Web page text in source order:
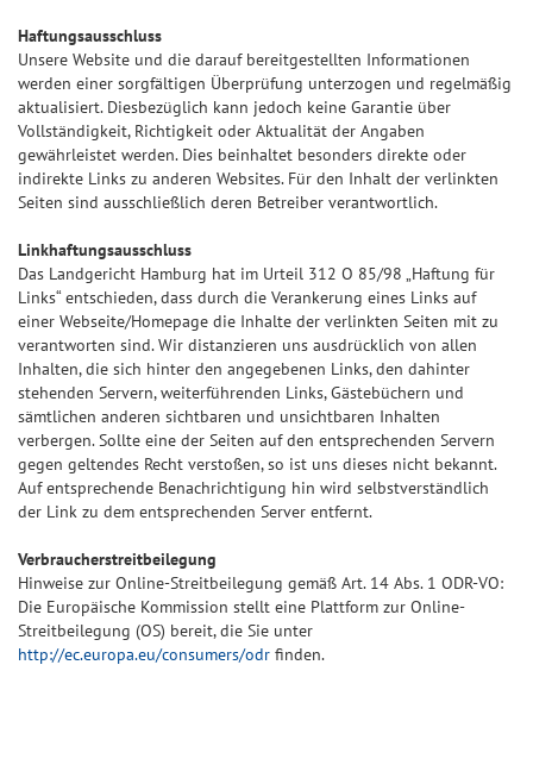
Haftungsausschluss
Unsere Website und die darauf bereitgestellten Informationen
werden einer sorgfältigen Überprüfung unterzogen und regelmäßig
aktualisiert. Diesbezüglich kann jedoch keine Garantie über
Vollständigkeit, Richtigkeit oder Aktualität der Angaben
gewährleistet werden. Dies beinhaltet besonders direkte oder
indirekte Links zu anderen Websites. Für den Inhalt der verlinkten
Seiten sind ausschließlich deren Betreiber verantwortlich.
Linkhaftungsausschluss
Das Landgericht Hamburg hat im Urteil 312 O 85/98 „Haftung für
Links“ entschieden, dass durch die Verankerung eines Links auf
einer Webseite/Homepage die Inhalte der verlinkten Seiten mit zu
verantworten sind. Wir distanzieren uns ausdrücklich von allen
Inhalten, die sich hinter den angegebenen Links, den dahinter
stehenden Servern, weiterführenden Links, Gästebüchern und
sämtlichen anderen sichtbaren und unsichtbaren Inhalten
verbergen. Sollte eine der Seiten auf den entsprechenden Servern
gegen geltendes Recht verstoßen, so ist uns dieses nicht bekannt.
Auf entsprechende Benachrichtigung hin wird selbstverständlich
der Link zu dem entsprechenden Server entfernt.
Verbraucherstreitbeilegung
Hinweise zur Online-Streitbeilegung gemäß Art. 14 Abs. 1 ODR-VO:
Die Europäische Kommission stellt eine Plattform zur Online-
Streitbeilegung (OS) bereit, die Sie unter
http://ec.europa.eu/consumers/odr finden.